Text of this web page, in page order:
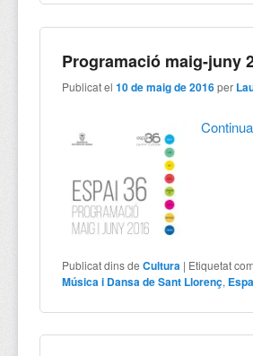
Programació maig-juny
Publicat el10 de maig de 2016 per
Continua
Publicat dins de Cultura | Etiquetat
Música i Dansa de Sant Llorenç,